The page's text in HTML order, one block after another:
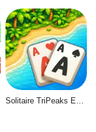
Solitaire TriPeaks Escapes